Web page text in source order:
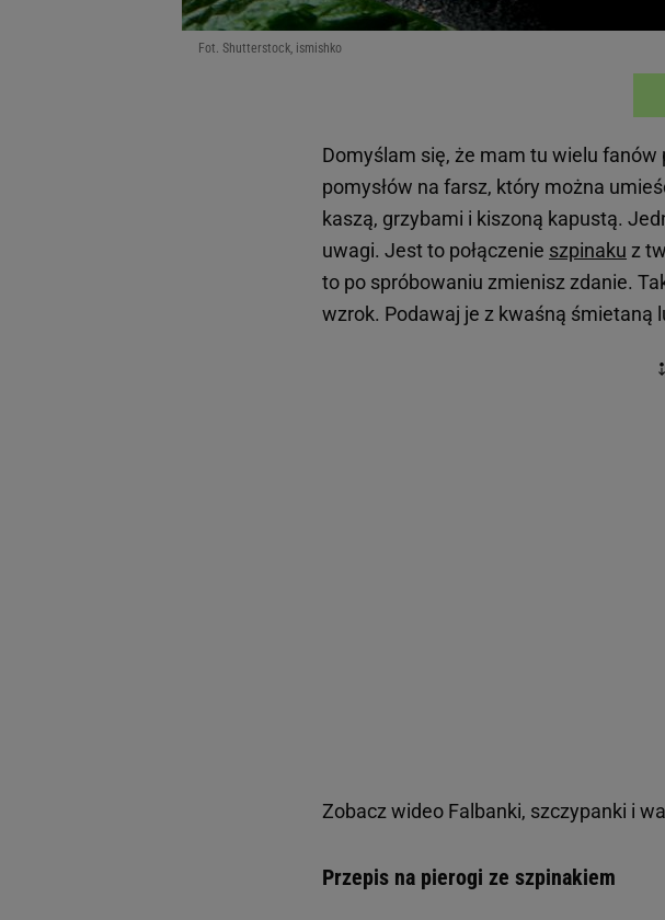
Fot. Shutterstock, ismishko
Domyślam się, że mam tu wielu fanów
pomysłów na farsz, który można
kaszą, grzybami i kiszoną kapustą.
uwagi. Jest to połączenie szpinaku z
to po spróbowaniu zmienisz zdanie.
wzrok. Podawaj je z kwaśną śmietaną
Zobacz wideo Falbanki, szczypanki i
Przepis na pierogi ze szpinakiem